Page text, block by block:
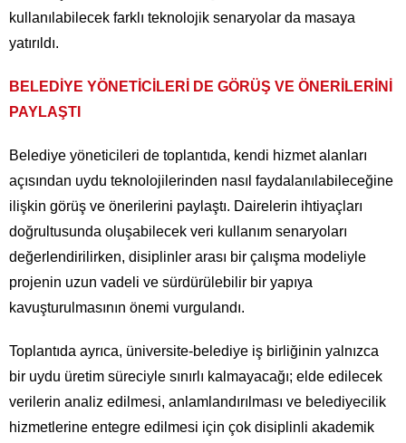
kullanılabilecek farklı teknolojik senaryolar da masaya
yatırıldı.
BELEDİYE YÖNETİCİLERİ DE GÖRÜŞ VE ÖNERİLERİNİ
PAYLAŞTI
Belediye yöneticileri de toplantıda, kendi hizmet alanları
açısından uydu teknolojilerinden nasıl faydalanılabileceğine
ilişkin görüş ve önerilerini paylaştı. Dairelerin ihtiyaçları
doğrultusunda oluşabilecek veri kullanım senaryoları
değerlendirilirken, disiplinler arası bir çalışma modeliyle
projenin uzun vadeli ve sürdürülebilir bir yapıya
kavuşturulmasının önemi vurgulandı.
Toplantıda ayrıca, üniversite-belediye iş birliğinin yalnızca
bir uydu üretim süreciyle sınırlı kalmayacağı; elde edilecek
verilerin analiz edilmesi, anlamlandırılması ve belediyecilik
hizmetlerine entegre edilmesi için çok disiplinli akademik